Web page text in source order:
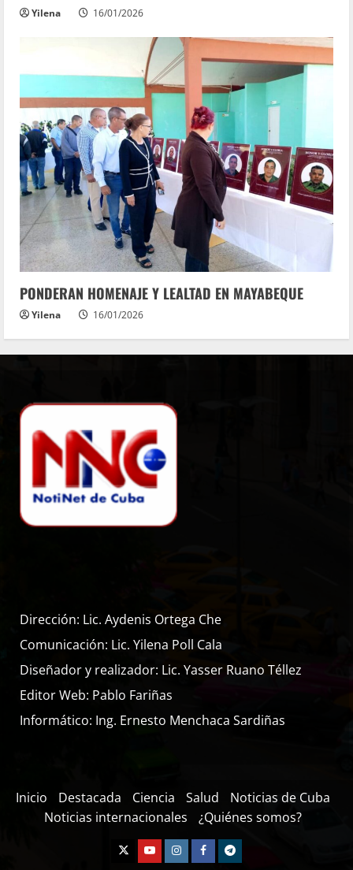
Yilena 16/01/2026
PONDERAN HOMENAJE Y LEALTAD EN MAYABEQUE
Yilena 16/01/2026
Dirección: Lic. Aydenis Ortega Che
Comunicación: Lic. Yilena Poll Cala
Diseñador y realizador: Lic. Yasser Ruano Téllez
Editor Web: Pablo Fariñas
Informático: Ing. Ernesto Menchaca Sardiñas
Inicio Destacada Ciencia Salud
Noticias de Cuba
Noticias internacionales
¿Quiénes somos?